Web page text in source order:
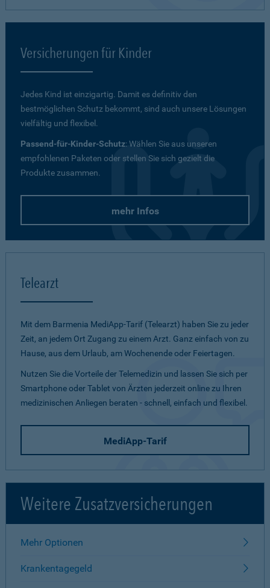
Versicherungen für Kinder
Jedes Kind ist einzigartig. Damit es definitiv den
bestmöglichen Schutz bekommt, sind auch unsere Lösungen
vielfältig und flexibel.
Passend-für-Kinder-Schutz: Wählen Sie aus unseren
empfohlenen Paketen oder stellen Sie sich gezielt die
Produkte zusammen.
mehr Infos
Telearzt
Mit dem Barmenia MediApp-Tarif (Telearzt) haben Sie zu jeder
Zeit, an jedem Ort Zugang zu einem Arzt. Ganz einfach von zu
Hause, aus dem Urlaub, am Wochenende oder Feiertagen.
Nutzen Sie die Vorteile der Telemedizin und lassen Sie sich per
Smartphone oder Tablet von Ärzten jederzeit online zu Ihren
medizinischen Anliegen beraten - schnell, einfach und flexibel.
MediApp-Tarif
Weitere Zusatzversicherungen
Mehr Optionen
Krankentagegeld